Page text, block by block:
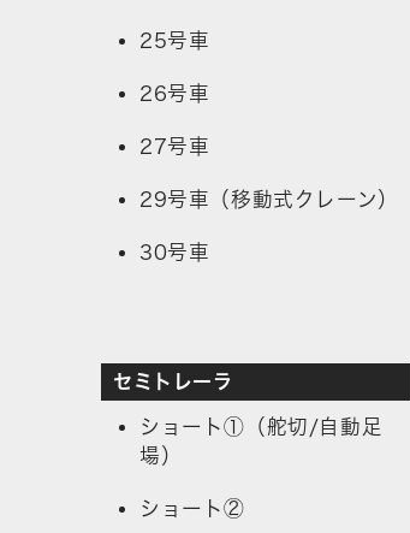
25号車
26号車
27号車
29号車（移動式クレーン）
30号車
セミトレーラ
ショート①（舵切/自動足
場）
ショート②